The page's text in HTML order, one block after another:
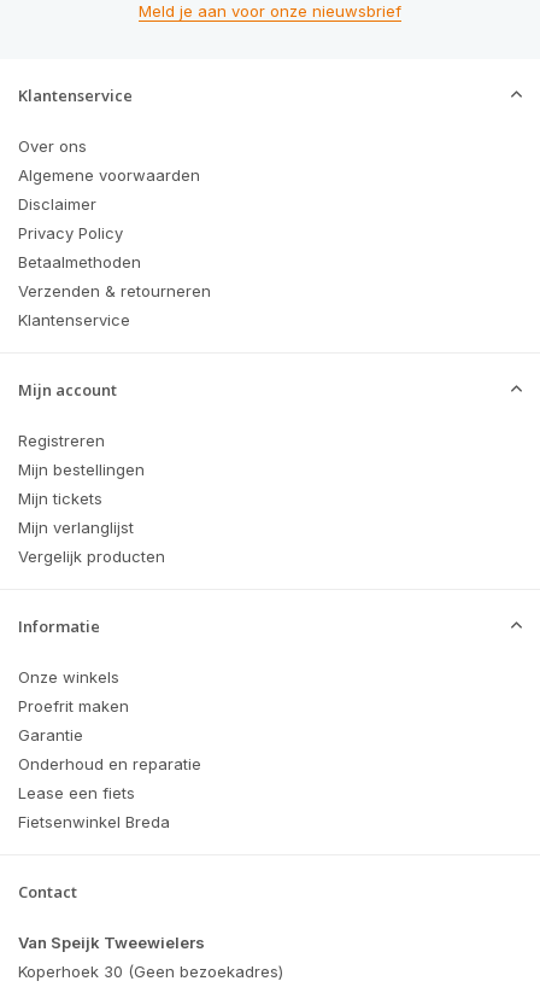
Meld je aan voor onze nieuwsbrief
Klantenservice
Over ons
Algemene voorwaarden
Disclaimer
Privacy Policy
Betaalmethoden
Verzenden & retourneren
Klantenservice
Mijn account
Registreren
Mijn bestellingen
Mijn tickets
Mijn verlanglijst
Vergelijk producten
Informatie
Onze winkels
Proefrit maken
Garantie
Onderhoud en reparatie
Lease een fiets
Fietsenwinkel Breda
Contact
Van Speijk Tweewielers
Koperhoek 30 (Geen bezoekadres)